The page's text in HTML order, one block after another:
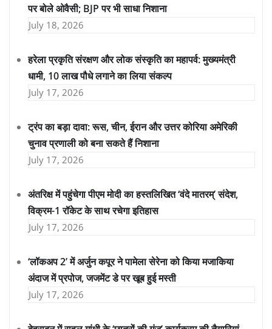
पर बोले ओवैसी; BJP पर भी साधा निशाना
July 18, 2026
हरेला प्रकृति संरक्षण और लोक संस्कृति का महापर्व: मुख्यमंत्री
धामी, 10 लाख पौधे लगाने का लिया संकल्प
July 17, 2026
ट्रंप का बड़ा दावा: रूस, चीन, ईरान और उत्तर कोरिया अमेरिकी
चुनाव प्रणाली को बना सकते हैं निशाना
July 17, 2026
अंतरिक्ष में पहुंचेगा पीएम मोदी का हस्तलिखित ‘वंदे मातरम्’ संदेश,
विक्रम-1 रॉकेट के साथ रचेगा इतिहास
July 17, 2026
‘लॉकअप 2’ में अर्जुन कपूर ने पामेला सेरेना को किया मजाकिया
अंदाज में प्रपोज, जजमेंट डे पर खूब हुई मस्ती
July 17, 2026